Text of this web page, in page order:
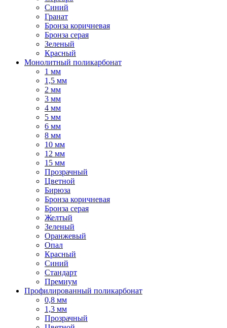
Синий
Гранат
Бронза коричневая
Бронза серая
Зеленый
Красный
Монолитный поликарбонат
1 мм
1,5 мм
2 мм
3 мм
4 мм
5 мм
6 мм
8 мм
10 мм
12 мм
15 мм
Прозрачный
Цветной
Бирюза
Бронза коричневая
Бронза серая
Желтый
Зеленый
Оранжевый
Опал
Красный
Синий
Стандарт
Премиум
Профилированный поликарбонат
0,8 мм
1,3 мм
Прозрачный